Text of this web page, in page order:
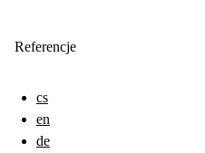
Referencje
cs
en
de